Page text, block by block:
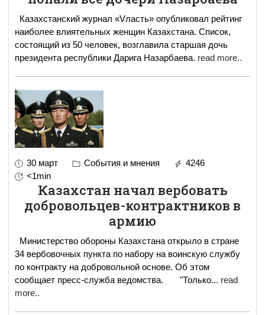
Казахстанский журнал «Vласть» опубликовал рейтинг
наиболее влиятельных женщин Казахстана. Список,
состоящий из 50 человек, возглавила старшая дочь
президента республики Дарига Назарбаева. read more..
30 март События и мнения
4246
<1min
Казахстан начал вербовать
добровольцев-контрактников в
армию
Министерство обороны Казахстана открыло в стране
34 вербовочных пункта по набору на воинскую службу
по контракту на добровольной основе. Об этом
сообщает пресс-служба ведомства. "Только... read
more..